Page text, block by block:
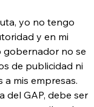
yo no tengo
y en mi
gobernador no se
de publicidad ni
a mis empresas.
del GAP, debe ser